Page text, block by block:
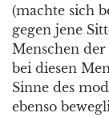
(machte sich
gegen jene
Menschen
bei diesen
Sinne des
ebenso